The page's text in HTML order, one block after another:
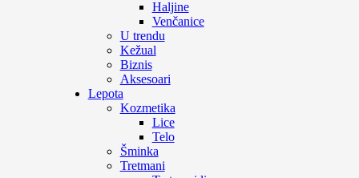
Haljine
Venčanice
U trendu
Kežual
Biznis
Aksesoari
Lepota
Kozmetika
Lice
Telo
Šminka
Tretmani